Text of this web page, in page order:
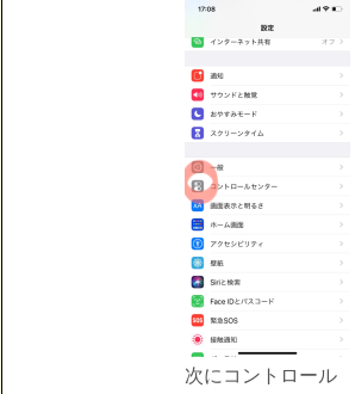
次にコントロール